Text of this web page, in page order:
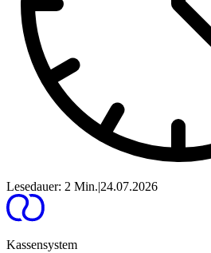
Lesedauer: 2 Min. 24.07.2026
Kassensystem